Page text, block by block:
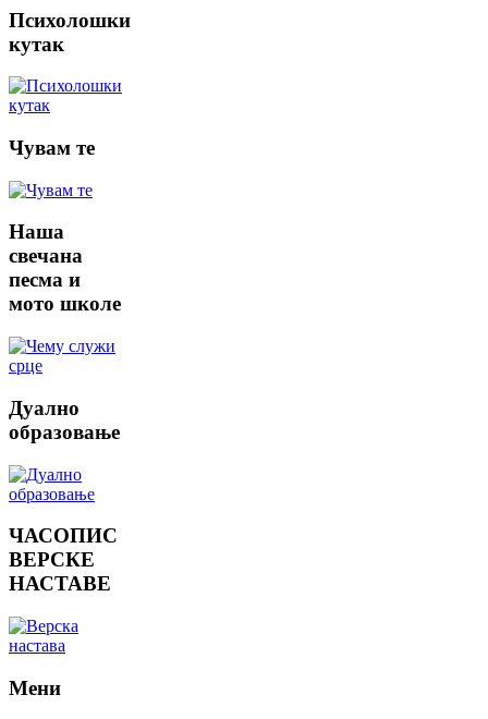
Психолошки
кутак
Чувам те
Наша
свечана
песма и
мото школе
Дуално
образовање
ЧАСОПИС
ВЕРСКЕ
НАСТАВЕ
Мени